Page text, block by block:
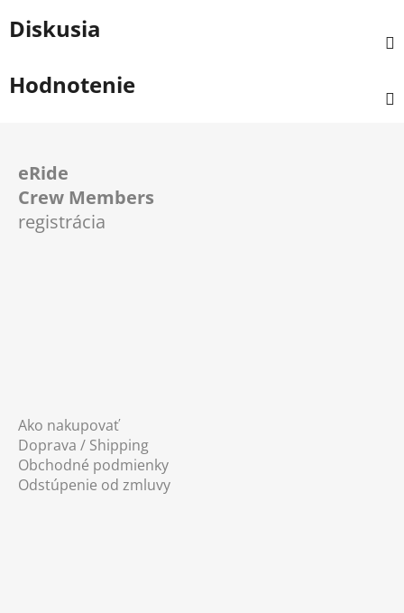
Diskusia
Hodnotenie
eRide
Crew Members
registrácia
Ako nakupovať
Doprava / Shipping
Obchodné podmienky
Odstúpenie od zmluvy